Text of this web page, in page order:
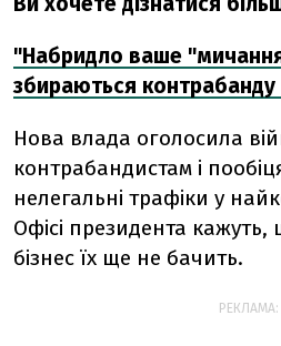
"Набридло ваше
збираються
Нова влада оголосила
контрабандистам і
нелегальні трафіки у
Офісі президента кажуть,
бізнес їх ще не бачить.
РЕКЛАМА: